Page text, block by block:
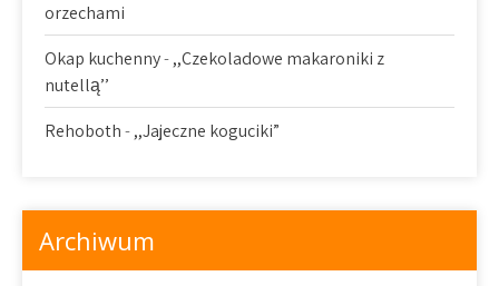
orzechami
Okap kuchenny-,,Czekoladowe makaroniki z
nutellą’’
Rehoboth-,,Jajeczne koguciki”
Archiwum